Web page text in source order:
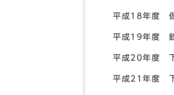
平成18年度 仮
平成19年度 鉄
平成20年度
平成21年度 下